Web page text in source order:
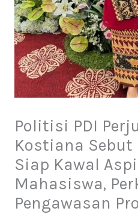
Politisi PDI
Kostiana Sebut
Siap Kawal
Mahasiswa,
Pengawasan